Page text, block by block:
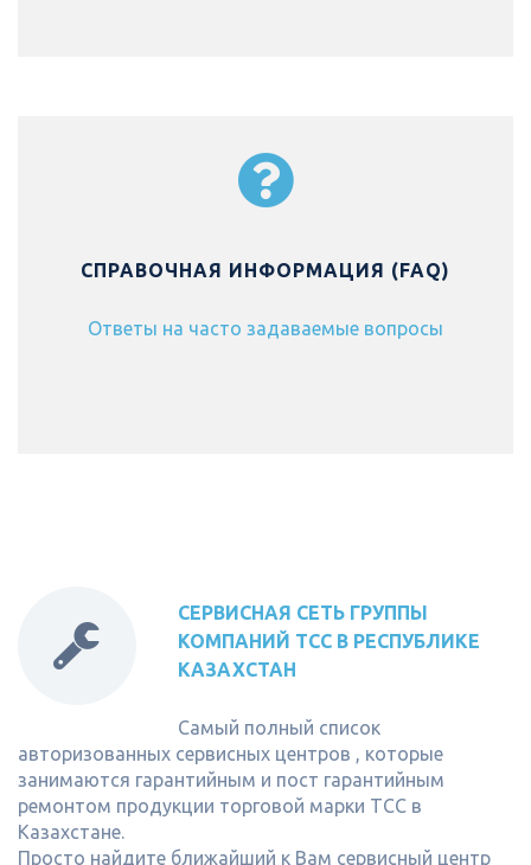
СПРАВОЧНАЯ ИНФОРМАЦИЯ (FAQ)
Ответы на часто задаваемые вопросы
СЕРВИСНАЯ СЕТЬ ГРУППЫ
КОМПАНИЙ ТСС В РЕСПУБЛИКЕ
КАЗАХСТАН
Самый полный список
авторизованных сервисных центров , которые
занимаются гарантийным и пост гарантийным
ремонтом продукции торговой марки ТСС в
Казахстане.
Просто найдите ближайший к Вам сервисный центр